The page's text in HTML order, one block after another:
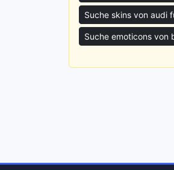
Suche skins von audi
Suche emoticons von